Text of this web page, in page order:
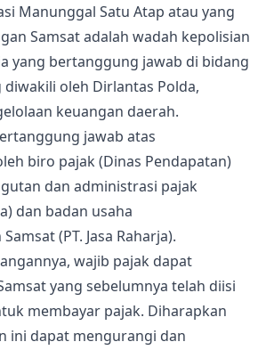
Manunggal Satu Atap atau yang
Samsat adalah wadah kepolisian
yang bertanggung jawab di bidang
oleh Dirlantas Polda,
keuangan daerah.
jawab atas
biro pajak (Dinas Pendapatan)
dan administrasi pajak
dan badan usaha
(PT. Jasa Raharja).
wajib pajak dapat
yang sebelumnya telah diisi
membayar pajak. Diharapkan
ini dapat mengurangi dan